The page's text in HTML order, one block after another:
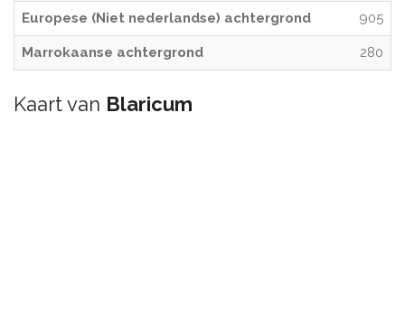
Europese (Niet nederlandse) achtergrond 905
Marrokaanse achtergrond 280
Kaart van Blaricum